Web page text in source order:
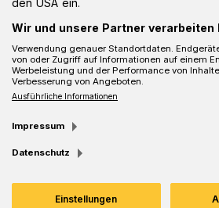
Eine Minute Lesezeit
den USA ein.
Wir und unsere Partner
Verwendung genauer Standortdaten.
von oder Zugriff auf Informationen auf einem
Werbeleistung und der Performance von
Verbesserung von Angeboten.
Ausführliche Informationen
Impressum
Datenschutz
Einstellungen